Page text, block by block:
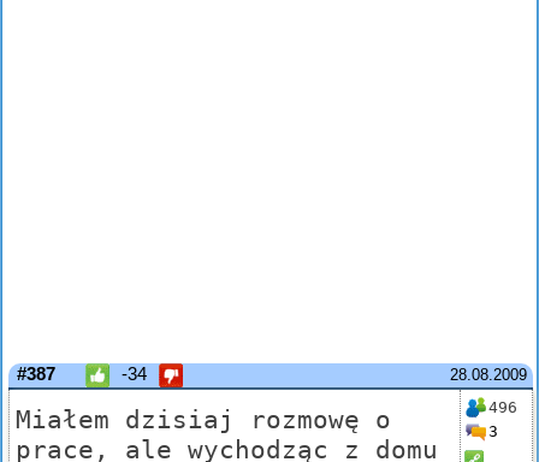
28.08.2009
#387 -34
496
3
Miałem dzisiaj rozmowę o
prace, ale wychodząc z domu